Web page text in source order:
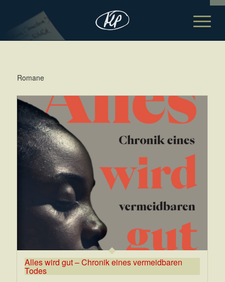
Romane
Alles wird gut – Chronik eines vermeidbaren
Todes